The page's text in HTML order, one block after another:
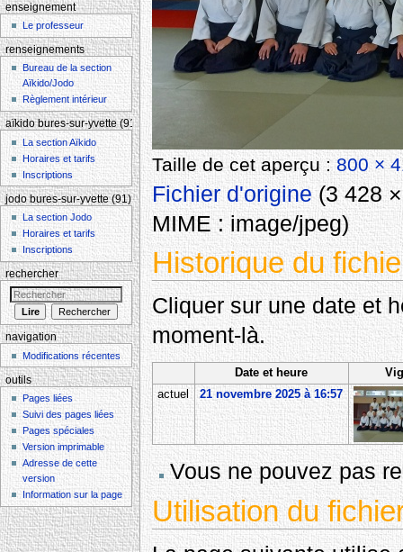
Taille de cet aperçu :800 ×
Fichier d'origine‎(3 428
MIME :image/jpeg)
Historique du
Cliquer sur une date et
moment-là.
Date et heure
actuel
21 novembre 2025 à 16:57
Vous ne pouvez pas
Utilisation du
enseignement
Le professeur
renseignements
Bureau de la section
Aïkido/Jodo
Règlement intérieur
aïkido bures-sur-yvette (91)
La section Aïkido
Horaires et tarifs
Inscriptions
jodo bures-sur-yvette (91)
La section Jodo
Horaires et tarifs
Inscriptions
rechercher
navigation
Modifications récentes
outils
Pages liées
Suivi des pages liées
Pages spéciales
Version imprimable
Adresse de cette
version
Information sur la page